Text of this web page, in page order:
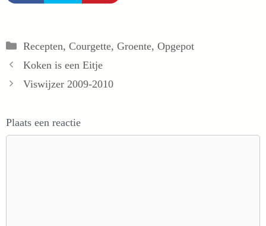
Categorieën
Recepten, Courgette, Groente, Opgepot
Koken is een Eitje
Viswijzer 2009-2010
Plaats een reactie